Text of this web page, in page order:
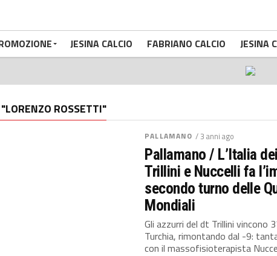
JESINA CALCIO FABRIANO CALCIO JESINA
ROSSETTI"
PALLAMANO / 3 anni ago
Pallamano / L’Italia
Trillini e Nuccelli fa
secondo turno delle
Mondiali
Gli azzurri del dt Trillini vincono
Turchia, rimontando dal -9:
con il massofisioterapista